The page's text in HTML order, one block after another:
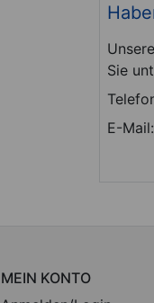
Sie
E-Mail:
MEIN KONTO